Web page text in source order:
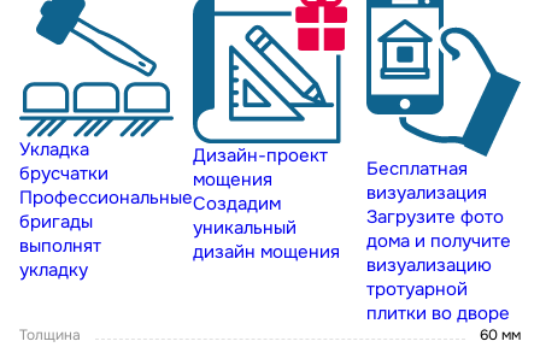
Укладка
брусчатки
Профессиональные
бригады
выполнят
укладку
Дизайн-проект
мощения
Создадим
уникальный
дизайн мощения
Бесплатная
визуализация
Загрузите фото
дома и получите
визуализацию
тротуарной
плитки во дворе
Толщина
60 мм